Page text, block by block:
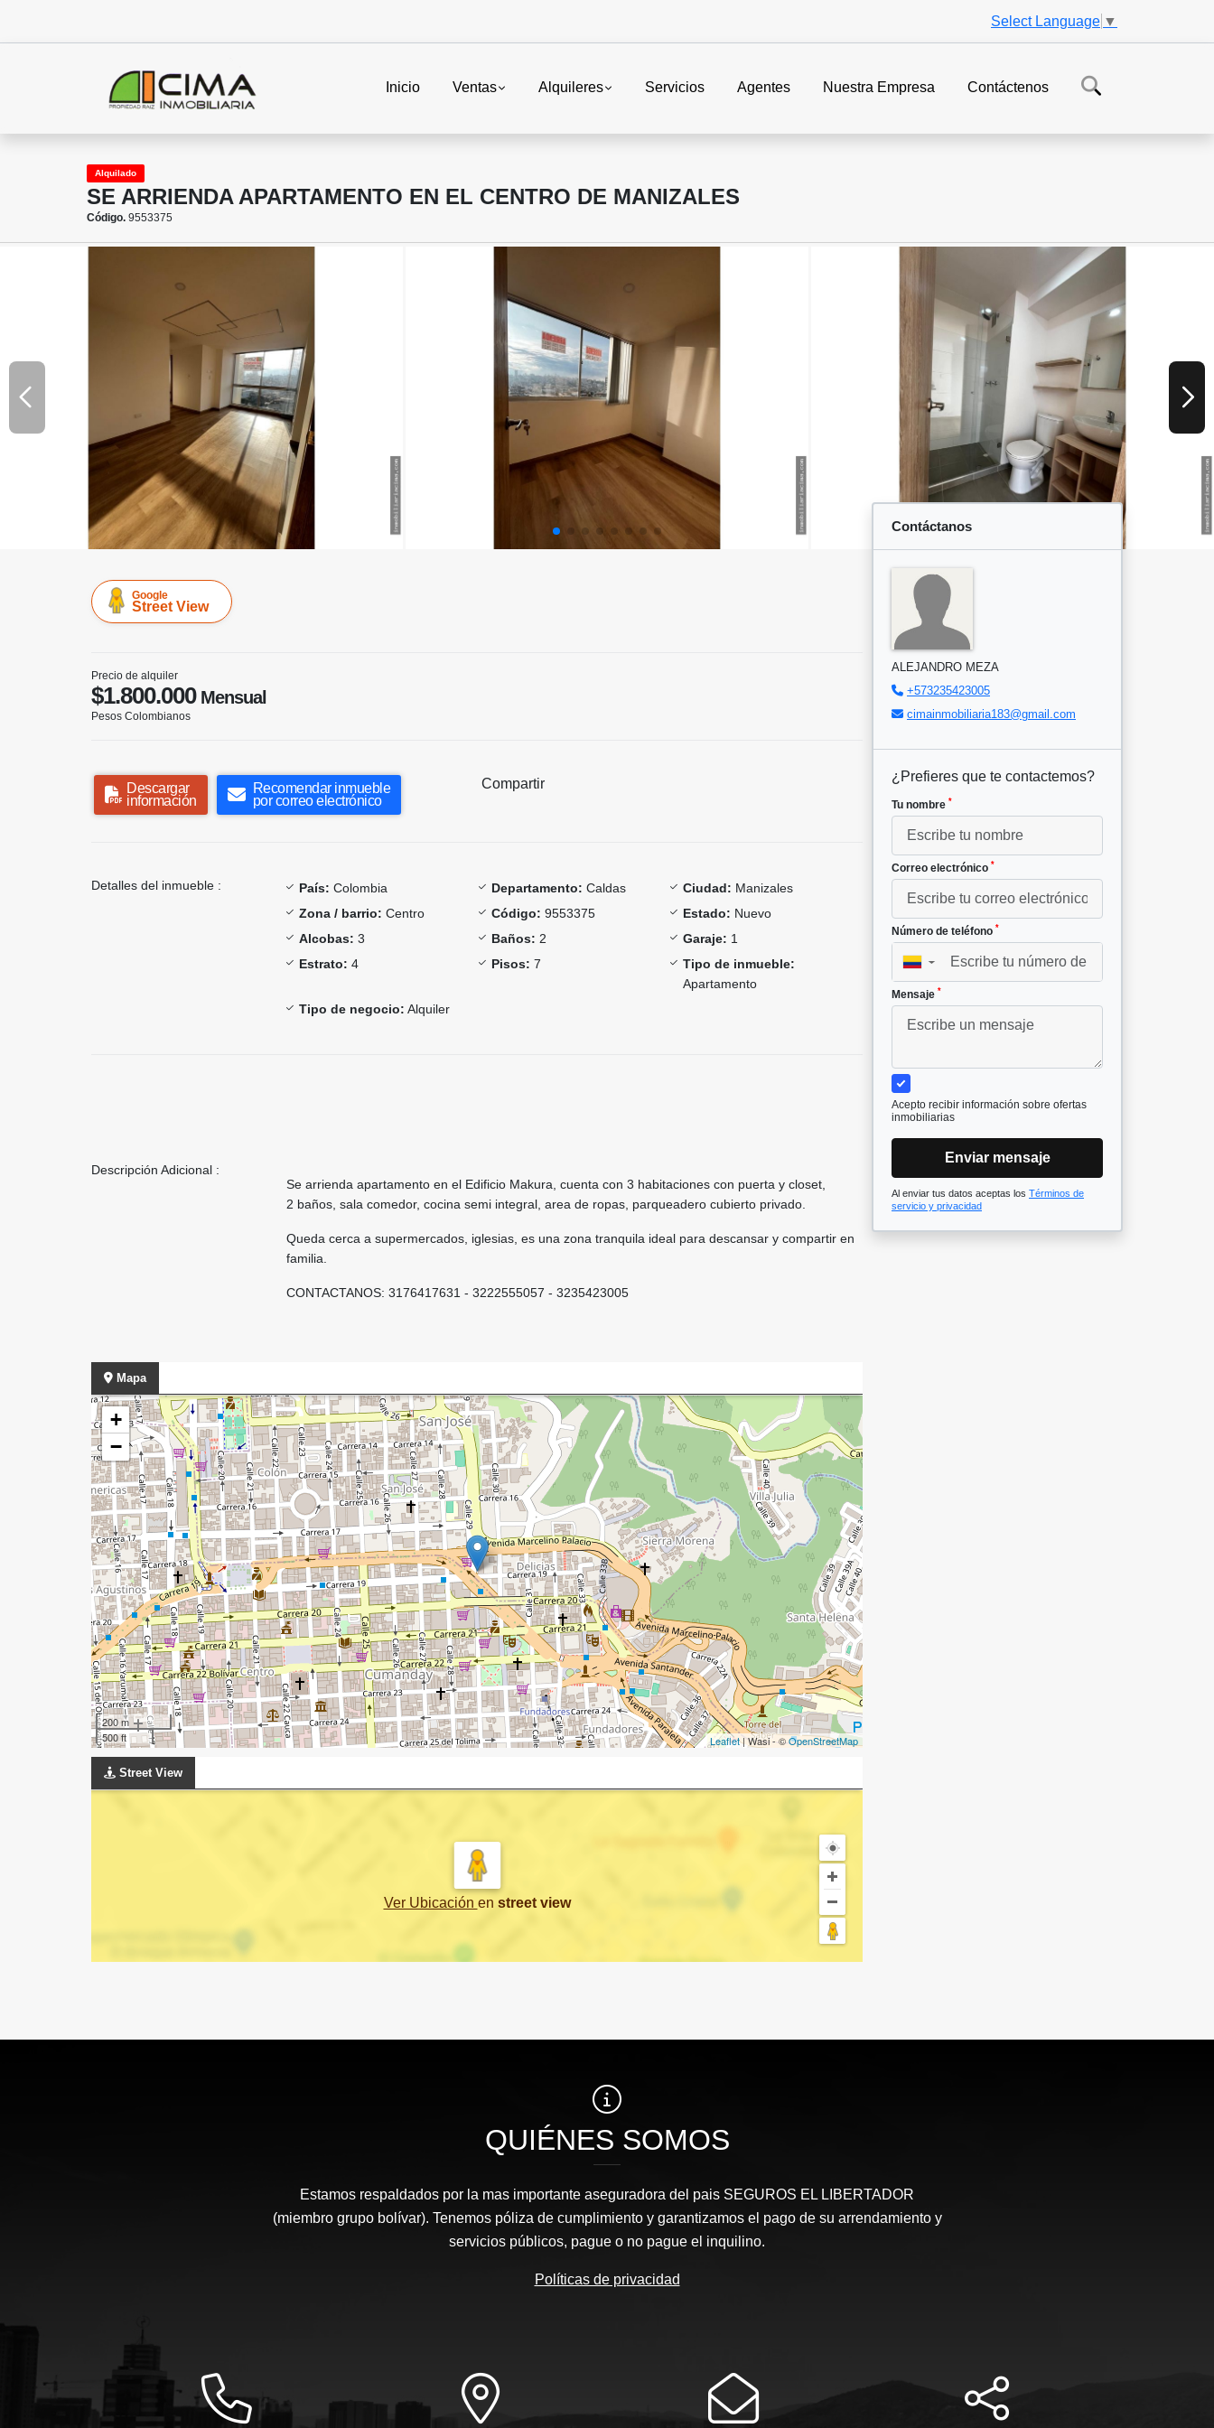
Select Language ▼
Inicio Ventas Alquileres Servicios Agentes Nuestra Empresa Contáctenos
Alquilado
SE ARRIENDA APARTAMENTO EN EL CENTRO DE MANIZALES
Código. 9553375
Google
Street View
Precio de alquiler
$1.800.000Mensual
Pesos Colombianos
Descargar
información
Recomendar inmueble
por correo electrónico
Compartir
Detalles del inmueble : País: Colombia Departamento: Caldas Ciudad: Manizales
Zona / barrio: Centro Código: 9553375 Estado: Nuevo
Alcobas: 3 Baños: 2 Garaje: 1
Estrato: 4 Pisos: 7
Tipo de inmueble:
Apartamento
Tipo de negocio: Alquiler
Descripción Adicional :
Se arrienda apartamento en el Edificio Makura, cuenta con 3 habitaciones con puerta y closet,
2 baños, sala comedor, cocina semi integral, area de ropas, parqueadero cubierto privado.
Queda cerca a supermercados, iglesias, es una zona tranquila ideal para descansar y compartir en
familia.
CONTACTANOS: 3176417631 - 3222555057 - 3235423005
Mapa
+
−
200 m
500 ft
Leaflet| Wasi - ©OpenStreetMap
Street View
Ver Ubicación en street view
Contáctanos
ALEJANDRO MEZA
+573235423005
cimainmobiliaria183@gmail.com
¿Prefieres que te contactemos?
Tu nombre *
Correo electrónico *
Número de teléfono *
▼
Mensaje *
Acepto recibir información sobre ofertas
inmobiliarias
Enviar mensaje
Al enviar tus datos aceptas los Términos de
servicio y privacidad
QUIÉNES SOMOS
Estamos respaldados por la mas importante aseguradora del pais SEGUROS EL LIBERTADOR
(miembro grupo bolívar). Tenemos póliza de cumplimiento y garantizamos el pago de su arrendamiento y
servicios públicos, pague o no pague el inquilino.
Políticas de privacidad